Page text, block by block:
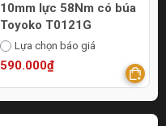
10mm lực 58Nm có búa
Toyoko T0121G
Lựa chọn báo giá
590.000₫